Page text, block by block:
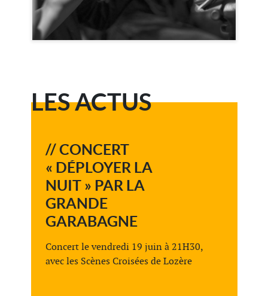
LES ACTUS
// CONCERT
« DÉPLOYER LA
NUIT » PAR LA
GRANDE
GARABAGNE
Concert le vendredi 19 juin à 21H30,
avec les Scènes Croisées de Lozère